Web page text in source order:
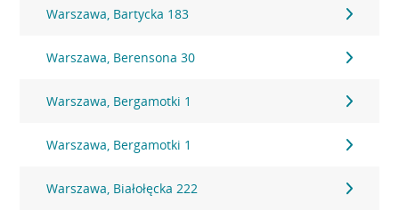
Warszawa, Bartycka 183
Warszawa, Berensona 30
Warszawa, Bergamotki 1
Warszawa, Bergamotki 1
Warszawa, Białołęcka 222